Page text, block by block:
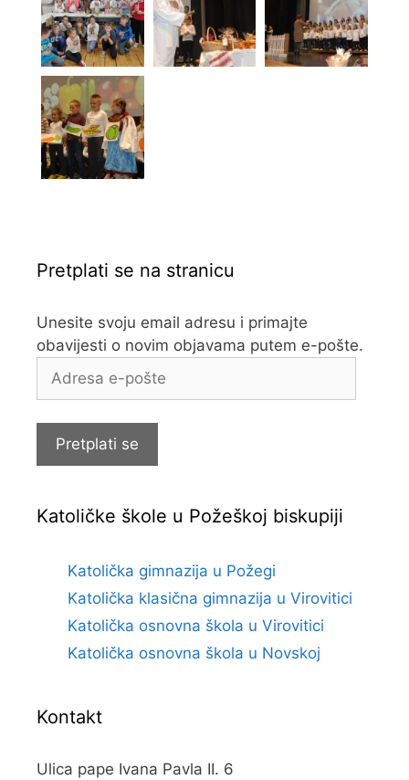
Pretplati se na stranicu
Unesite svoju email adresu i primajte
obavijesti o novim objavama putem e-pošte.
e-
Pretplati se
Katoličke škole u Požeškoj biskupiji
Katolička gimnazija u Požegi
Katolička klasična gimnazija u Virovitici
Katolička osnovna škola u Virovitici
Katolička osnovna škola u Novskoj
Kontakt
Ulica pape Ivana Pavla II. 6